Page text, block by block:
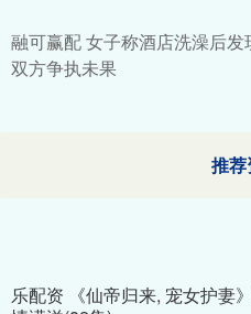
融可赢配 女子称酒店洗澡后发
双方争执未果
推
乐配资 《仙帝归来, 宠女护妻